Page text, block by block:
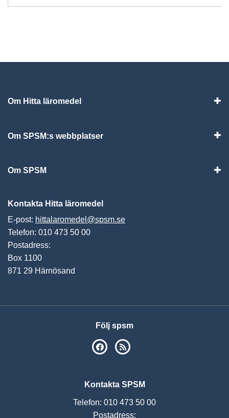
Om Hitta läromedel
Om SPSM:s webbplatser
Om SPSM
Kontakta Hitta läromedel
E-post: hittalaromedel@spsm.se
Telefon: 010 473 50 00
Postadress:
Box 1100
871 29 Härnösand
Följ spsm
SPSM på Facebook
Kontakta SPSM
Telefon: 010 473 50 00
Postadress: